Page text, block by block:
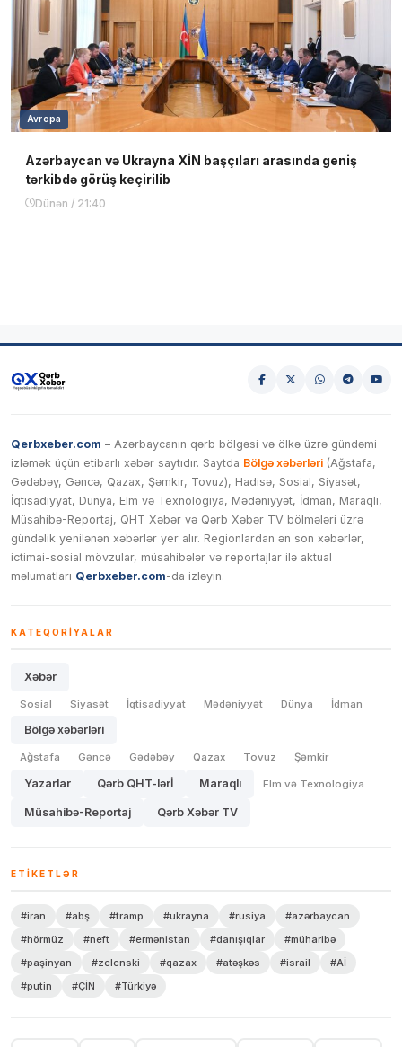
Avropa
Azərbaycan və Ukrayna XİN başçıları arasında geniş
tərkibdə görüş keçirilib
Dünən / 21:40
Qerbxeber.com – Azərbaycanın qərb bölgəsi və ölkə üzrə gündəmi
izləmək üçün etibarlı xəbər saytıdır. Saytda Bölgə xəbərləri (Ağstafa,
Gədəbəy, Gəncə, Qazax, Şəmkir, Tovuz), Hadisə, Sosial, Siyasət,
İqtisadiyyat, Dünya, Elm və Texnologiya, Mədəniyyət, İdman, Maraqlı,
Müsahibə-Reportaj, QHT Xəbər və Qərb Xəbər TV bölmələri üzrə
gündəlik yenilənən xəbərlər yer alır. Regionlardan ən son xəbərlər,
ictimai-sosial mövzular, müsahibələr və reportajlar ilə aktual
məlumatları Qerbxeber.com-da izləyin.
KATEQORIYALAR
Xəbər
Sosial Siyasət İqtisadiyyat Mədəniyyət Dünya İdman
Bölgə xəbərləri
Ağstafa Gəncə Gədəbəy Qazax Tovuz Şəmkir
Yazarlar Qərb QHT-lərİ Maraqlı Elm və Texnologiya
Müsahibə-Reportaj Qərb Xəbər TV
ETIKETLƏR
#iran #abş #tramp #ukrayna #rusiya
#azərbaycan
#hörmüz
#neft #ermənistan #danışıqlar
#müharibə
#paşinyan
#zelenski #qazax #atəşkəs #israil
#Aİ
#putin
#ÇİN #Türkiyə